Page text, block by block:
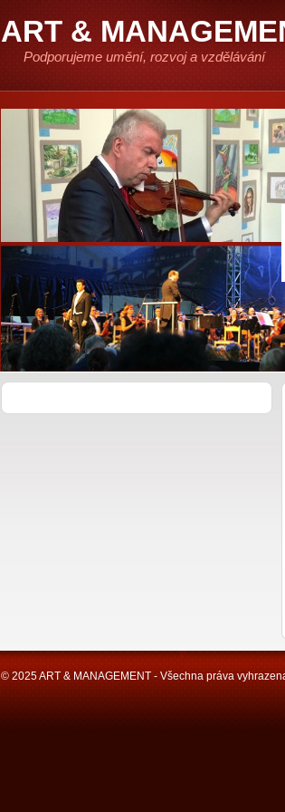
ART &
Podporujeme umění, rozvoj a vzdělávání
© 2025 ART & MANAGEMENT - Všechna práva